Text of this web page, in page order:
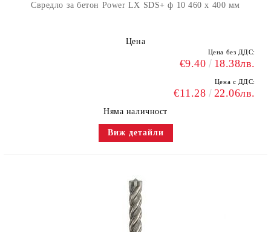
Свредло за бетон Power LX SDS+ ф 10 460 x 400 мм
Цена
Цена без ДДС:
€9.40 18.38лв.
Цена с ДДС:
€11.28 22.06лв.
Няма наличност
Виж детайли